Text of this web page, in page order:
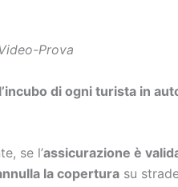
Prova
di ogni turista in
se l’assicurazione è
la copertura su